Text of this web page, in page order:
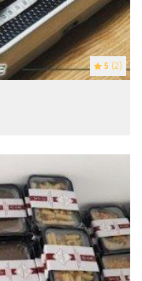
5 (2)